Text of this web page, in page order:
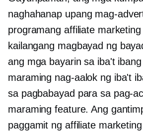
naghahanap upang mag-
programang affiliate
kailangang magbayad ng
ang mga bayarin sa iba't
maraming nag-aalok ng iba't
sa pagbabayad para sa pag-
maraming feature. Ang
paggamit ng affiliate